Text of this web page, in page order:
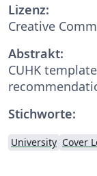
Lizenz:
Creative
Abstrakt:
CUHK
Stichworte:
University Cover